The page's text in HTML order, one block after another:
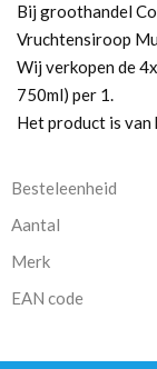
Bij groothandel
Vruchtensiroop
Wij verkopen de
750ml) per 1.
Het product is van
Besteleenheid
Aantal
Merk
EAN code